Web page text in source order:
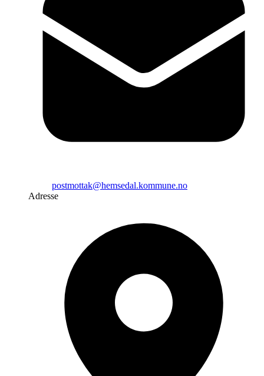
postmottak@hemsedal.kommune.no
Adresse